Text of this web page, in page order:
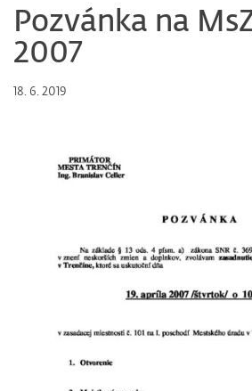
Pozvánka na
2007
18. 6. 2019